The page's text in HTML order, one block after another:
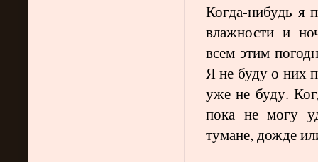
Когда-нибудь я
влажности и
всем этим
Я не буду о них
уже не буду.
пока не могу
тумане, дожде